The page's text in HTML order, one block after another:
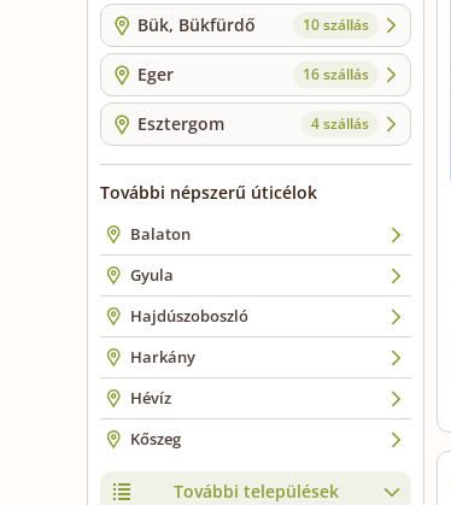
Bük, Bükfürdő 10 szállás
Eger 16 szállás
Esztergom 4 szállás
További népszerű úticélok
Balaton
Gyula
Hajdúszoboszló
Harkány
Hévíz
Kőszeg
További települések